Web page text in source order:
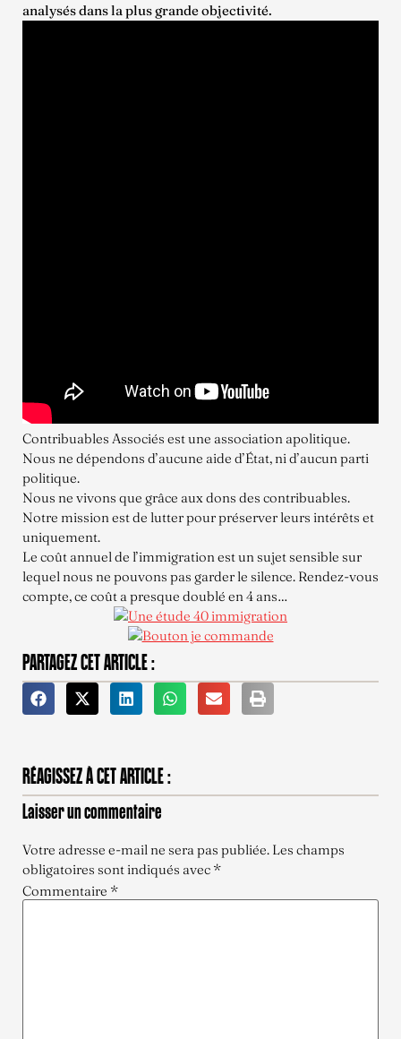
analysés dans la plus grande objectivité.
Contribuables Associés est une association apolitique.
Nous ne dépendons d’aucune aide d’État, ni d’aucun parti
politique.
Nous ne vivons que grâce aux dons des contribuables.
Notre mission est de lutter pour préserver leurs intérêts et
uniquement.
Le coût annuel de l’immigration est un sujet sensible sur
lequel nous ne pouvons pas garder le silence. Rendez-vous
compte, ce coût a presque doublé en 4 ans…
PARTAGEZ CET ARTICLE :
RÉAGISSEZ À CET ARTICLE :
Laisser un commentaire
Votre adresse e-mail ne sera pas publiée. Les champs
obligatoires sont indiqués avec *
Commentaire *